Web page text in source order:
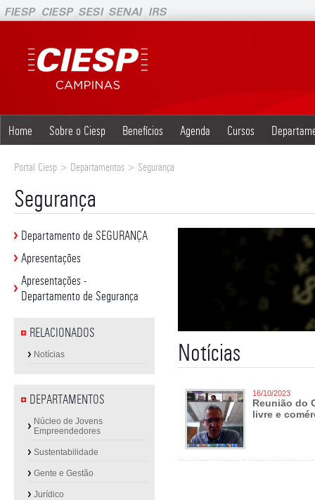
Home Sobre o Ciesp Benefícios Agenda Cursos
Portal Ciesp > Departamentos > Segurança
Segurança
Departamento de SEGURANÇA
Apresentações
Apresentações -
Departamento de Segurança
RELACIONADOS
Notícias
DEPARTAMENTOS
Núcleo de Jovens
Empreendedores
Sustentabilidade
Gente e Gestão
Jurídico
Notícias
16/10/2023
Reunião do
livre e